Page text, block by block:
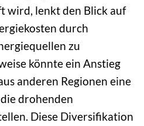
wird, lenkt den Blick auf
durch
zu
könnte ein Anstieg
anderen Regionen eine
drohenden
Diese Diversifikation